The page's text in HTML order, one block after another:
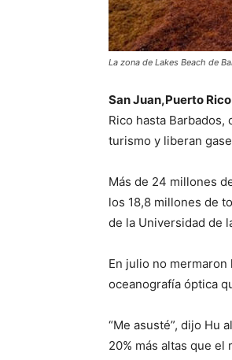
La zona de Lakes Beach de
San Juan,Puerto
Rico hasta
turismo y liberan
Más de 24 millones
los 18,8 millones de
de la Universidad de
En julio no
oceanografía óptica
“Me asusté”, dijo Hu
20% más altas que